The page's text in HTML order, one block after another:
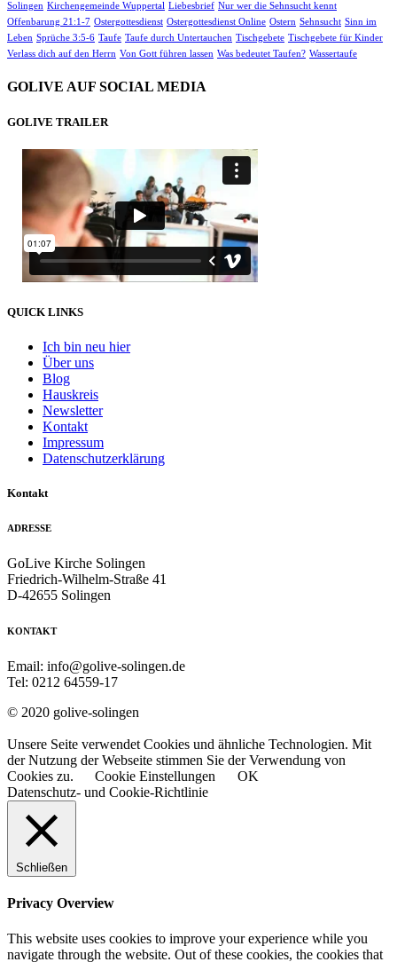
Solingen Kirchengemeinde Wuppertal Liebesbrief Nur wer die Sehnsucht kennt
Offenbarung 21:1-7 Ostergottesdienst Ostergottesdienst Online Ostern Sehnsucht Sinn im
Leben Sprüche 3:5-6 Taufe Taufe durch Untertauchen Tischgebete Tischgebete für Kinder
Verlass dich auf den Herrn Von Gott führen lassen Was bedeutet Taufen? Wassertaufe
GOLIVE AUF SOCIAL MEDIA
GOLIVE TRAILER
QUICK LINKS
Ich bin neu hier
Über uns
Blog
Hauskreis
Newsletter
Kontakt
Impressum
Datenschutzerklärung
Kontakt
ADRESSE
GoLive Kirche Solingen
Friedrich-Wilhelm-Straße 41
D-42655 Solingen
KONTAKT
Email: info@golive-solingen.de
Tel: 0212 64559-17
© 2020 golive-solingen
Unsere Seite verwendet Cookies und ähnliche Technologien. Mit
der Nutzung der Webseite stimmen Sie der Verwendung von
Cookies zu.
Cookie Einstellungen
OK
Datenschutz- und Cookie-Richtlinie
Schließen
Privacy Overview
This website uses cookies to improve your experience while you
navigate through the website. Out of these cookies, the cookies that